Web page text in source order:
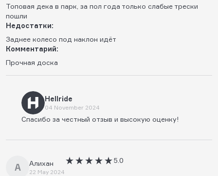
Топовая дека в парк, за пол года только слабые трески
пошли
Недостатки:
Заднее колесо под наклон идёт
Комментарий:
Прочная доска
Hellride
04 November 2024
Спасибо за честный отзыв и высокую оценку!
А Алихан
22 May 2024
5.0